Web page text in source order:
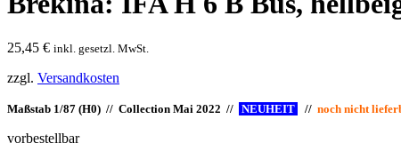
25,45 € inkl. gesetzl. MwSt.
zzgl. Versandkosten
Maßstab 1/87 (H0) // Collection Mai 2022 // NEUHEIT // noch nicht
vorbestellbar